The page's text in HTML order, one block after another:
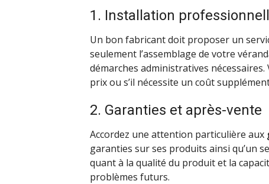
1. Installation
Un bon fabricant doit proposer un
seulement l’assemblage de votre
démarches administratives
prix ou s’il nécessite un coût
2. Garanties et après-vente
Accordez une attention particulière aux
garanties sur ses produits ainsi qu’un
quant à la qualité du produit et la
problèmes futurs.